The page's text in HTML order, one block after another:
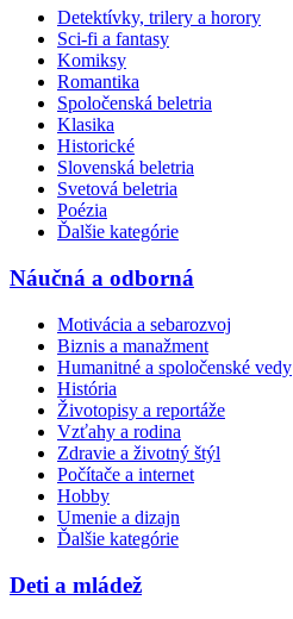
Detektívky, trilery a horory
Sci-fi a fantasy
Komiksy
Romantika
Spoločenská beletria
Klasika
Historické
Slovenská beletria
Svetová beletria
Poézia
Ďalšie kategórie
Náučná a odborná
Motivácia a sebarozvoj
Biznis a manažment
Humanitné a spoločenské vedy
História
Životopisy a reportáže
Vzťahy a rodina
Zdravie a životný štýl
Počítače a internet
Hobby
Umenie a dizajn
Ďalšie kategórie
Deti a mládež